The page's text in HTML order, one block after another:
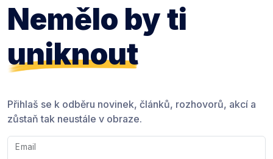
Nemělo by ti
uniknout
Přihlaš se k odběru novinek, článků, rozhovorů, akcí a
zůstaň tak neustále v obraze.
Email